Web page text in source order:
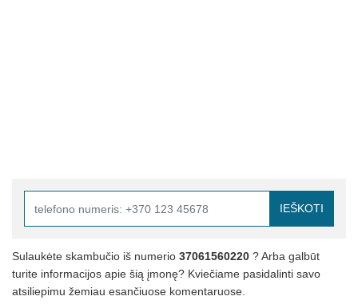
IEŠKOTI
Sulaukėte skambučio iš numerio 37061560220 ? Arba galbūt
turite informacijos apie šią įmonę? Kviečiame pasidalinti savo
atsiliepimu žemiau esančiuose komentaruose.